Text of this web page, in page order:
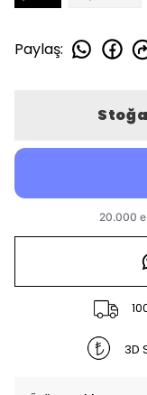
Paylaş:
3D